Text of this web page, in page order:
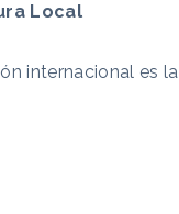
Local
internacional es la